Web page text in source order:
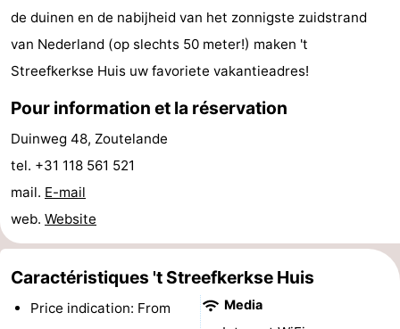
Meerpaal
-
Strandcamping
-
Bos
en
Duin
Last
minutes
Plages
Voir
et
Lieux
de duinen en de nabijheid van het zonnigste zuidstrand
van Nederland (op slechts 50 meter!) maken 't
Streefkerkse Huis uw favoriete vakantieadres!
Pour information et la réservation
Duinweg 48, Zoutelande
tel. +31 118 561 521
mail. E-mail
web. Website
Caractéristiques 't Streefkerkse Huis
Price indication: From
Media